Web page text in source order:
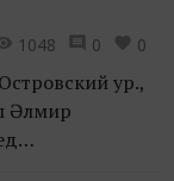
беренче
1048 0 0
ур.,
Әлмир